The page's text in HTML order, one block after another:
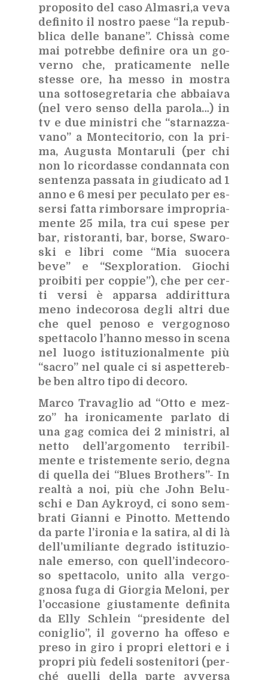
pro­po­si­to del caso Al­ma­sri,a veva
de­fi­ni­to il no­stro pae­se “la re­pub­
bli­ca del­le ba­na­ne”. Chis­sà come
mai po­treb­be de­fi­ni­re ora un go­
ver­no che, pra­ti­ca­men­te nel­le
stes­se ore, ha mes­so in mo­stra
una sot­to­se­gre­ta­ria che ab­ba­ia­va
(nel vero sen­so del­la pa­ro­la…) in
tv e due mi­ni­stri che “star­naz­za­
va­no” a Mon­te­ci­to­rio, con la pri­
ma, Au­gu­sta Mon­ta­ru­li (per chi
non lo ri­cor­das­se con­dan­na­ta con
sen­ten­za pas­sa­ta in giu­di­ca­to ad 1
anno e 6 mesi per pe­cu­la­to per es­
ser­si fat­ta rim­bor­sa­re im­pro­pria­
men­te 25 mila, tra cui spe­se per
bar, ri­sto­ran­ti, bar, bor­se, Swaro­
ski e li­bri come “Mia suo­ce­ra
beve” e “Sex­plo­ra­tion. Gio­chi
proi­bi­ti per cop­pie”), che per cer­
ti ver­si è ap­par­sa ad­di­rit­tu­ra
meno in­de­co­ro­sa de­gli al­tri due
che quel pe­no­so e ver­go­gno­so
spet­ta­co­lo l’han­no mes­so in sce­na
nel luo­go isti­tu­zio­nal­men­te più
“sa­cro” nel qua­le ci si aspet­te­reb­
be ben al­tro tipo di de­co­ro.
Mar­co Tra­va­glio ad “Otto e mez­
zo” ha iro­ni­ca­men­te par­la­to di
una gag co­mi­ca dei 2 mi­ni­stri, al
net­to del­l’ar­go­men­to ter­ri­bil­
men­te e tri­ste­men­te se­rio, de­gna
di quel­la dei “Blues Bro­thers”- In
real­tà a noi, più che John Be­lu­
schi e Dan Ay­kroyd, ci sono sem­
bra­ti Gian­ni e Pi­not­to. Met­ten­do
da par­te l’i­ro­nia e la sa­ti­ra, al di là
del­l’u­mi­lian­te de­gra­do isti­tu­zio­
na­le emer­so, con quel­l’in­de­co­ro­
so spet­ta­co­lo, uni­to alla ver­go­
gno­sa fuga di Gior­gia Me­lo­ni, per
l’oc­ca­sio­ne giu­sta­men­te de­fi­ni­ta
da Elly Schlein “pre­si­den­te del
co­ni­glio”, il go­ver­no ha of­fe­so e
pre­so in giro i pro­pri elet­to­ri e i
pro­pri più fe­de­li so­ste­ni­to­ri (per­
ché quel­li del­la par­te av­ver­sa